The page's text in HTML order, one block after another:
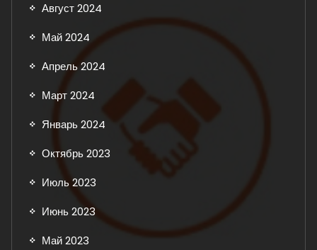
Август 2024
Май 2024
Апрель 2024
Март 2024
Январь 2024
Октябрь 2023
Июль 2023
Июнь 2023
Май 2023